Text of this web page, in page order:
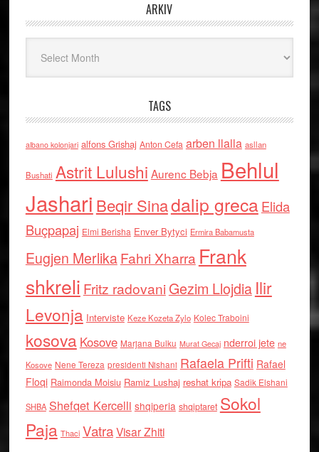
ARKIV
TAGS
albano kolonjari alfons Grishaj Anton Cefa arben llalla asllan
Bushati Astrit Lulushi Aurenc Bebja Behlul
Jashari Beqir Sinadalip grecaElida
Buçpapaj Elmi Berisha Enver Bytyci Ermira Babamusta
Eugjen MerlikaFahri Xharra Frank
shkreli Fritz radovaniGezim Llojdia Ilir
Levonja Interviste Keze Kozeta Zylo Kolec Traboini
kosova Kosove Marjana Bulku Murat Gecaj nderroi jete ne
Kosove Nene Tereza presidenti Nishani Rafaela Prifti Rafael
Floqi Raimonda Moisiu Ramiz Lushaj reshat kripa Sadik Elshani
SHBA Shefqet Kercelli shqiperia shqiptaret Sokol
Paja Thaci VatraVisar Zhiti